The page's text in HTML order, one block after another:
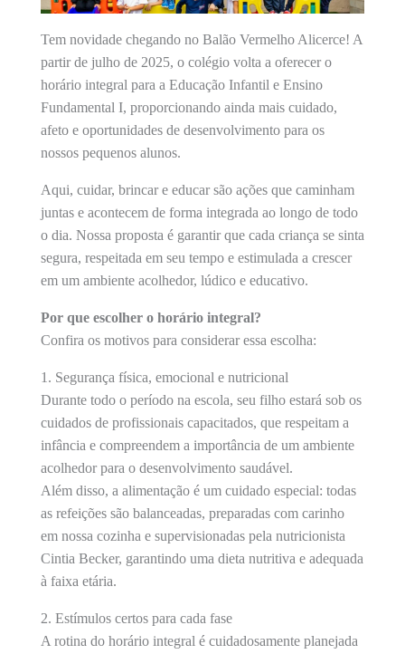
Tem novidade chegando no Balão Vermelho Alicerce! A
partir de julho de 2025, o colégio volta a oferecer o
horário integral para a Educação Infantil e Ensino
Fundamental I, proporcionando ainda mais cuidado,
afeto e oportunidades de desenvolvimento para os
nossos pequenos alunos.
Aqui, cuidar, brincar e educar são ações que caminham
juntas e acontecem de forma integrada ao longo de todo
o dia. Nossa proposta é garantir que cada criança se sinta
segura, respeitada em seu tempo e estimulada a crescer
em um ambiente acolhedor, lúdico e educativo.
Por que escolher o horário integral?
Confira os motivos para considerar essa escolha:
1. Segurança física, emocional e nutricional
Durante todo o período na escola, seu filho estará sob os
cuidados de profissionais capacitados, que respeitam a
infância e compreendem a importância de um ambiente
acolhedor para o desenvolvimento saudável.
Além disso, a alimentação é um cuidado especial: todas
as refeições são balanceadas, preparadas com carinho
em nossa cozinha e supervisionadas pela nutricionista
Cintia Becker, garantindo uma dieta nutritiva e adequada
à faixa etária.
2. Estímulos certos para cada fase
A rotina do horário integral é cuidadosamente planejada